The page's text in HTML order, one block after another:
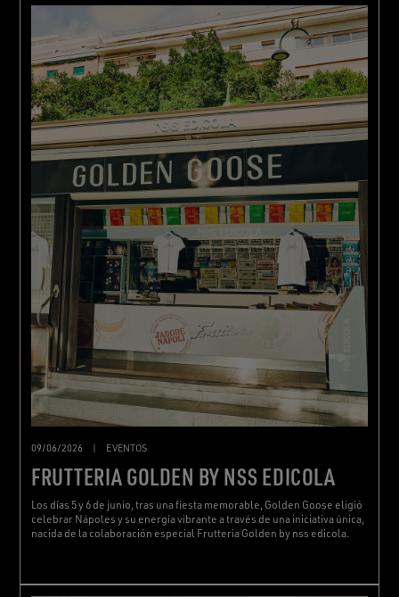
09/06/2026 EVENTOS
FRUTTERIA GOLDEN BY NSS EDICOLA
Los días 5 y 6 de junio, tras una fiesta memorable, Golden Goose eligió
celebrar Nápoles y su energía vibrante a través de una iniciativa única,
nacida de la colaboración especial Frutteria Golden by nss edicola.